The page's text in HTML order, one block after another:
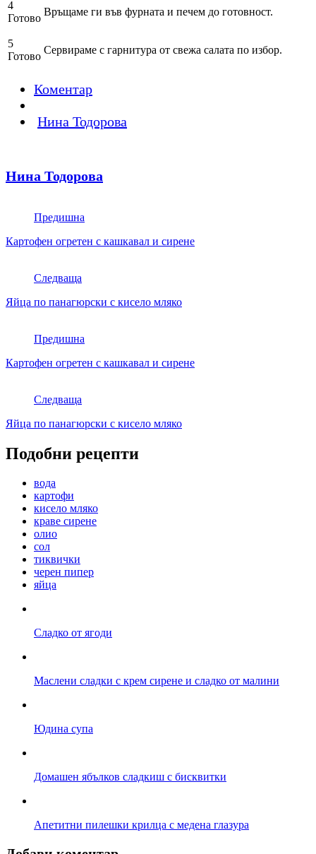
4
Готово
Връщаме ги във фурната и печем до готовност.
5
Готово
Сервираме с гарнитура от свежа салата по избор.
Коментар
Нина Тодорова
Нина Тодорова
Предишна
Картофен огретен с кашкавал и сирене
Следваща
Яйца по панагюрски с кисело мляко
Предишна
Картофен огретен с кашкавал и сирене
Следваща
Яйца по панагюрски с кисело мляко
Подобни рецепти
вода
картофи
кисело мляко
краве сирене
олио
сол
тиквички
черен пипер
яйца
Сладко от ягоди
Маслени сладки с крем сирене и сладко от малини
Юдина супа
Домашен ябълков сладкиш с бисквитки
Апетитни пилешки крилца с медена глазура